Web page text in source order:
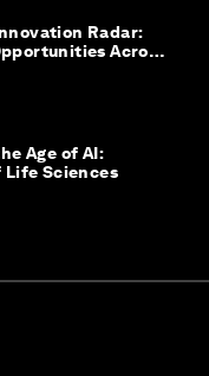
Radar:
Across
Age of AI:
Life Sciences